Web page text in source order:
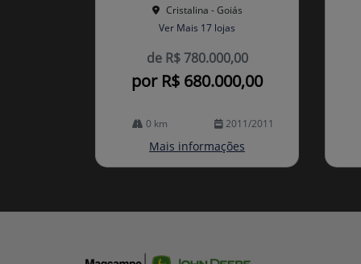
Cristalina - Goiás
Ver Mais 17 lojas
de R$ 780.000,00
por R$ 680.000,00
0 km 2011/2011
Mais informações